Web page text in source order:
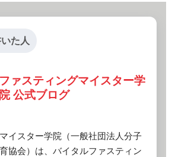
た人
ファスティングマイスター学
院 公式ブログ
イスター学院（一般社団法人分子
協会）は、バイタルファスティン